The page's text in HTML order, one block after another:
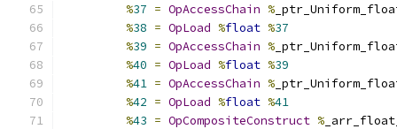
%37 = OpAccessChain %
%38 = OpLoad %float %37
%39 = OpAccessChain %
%40 = OpLoad %float %39
%41 = OpAccessChain %
%42 = OpLoad %float %41
%43 = OpCompositeConstruct %